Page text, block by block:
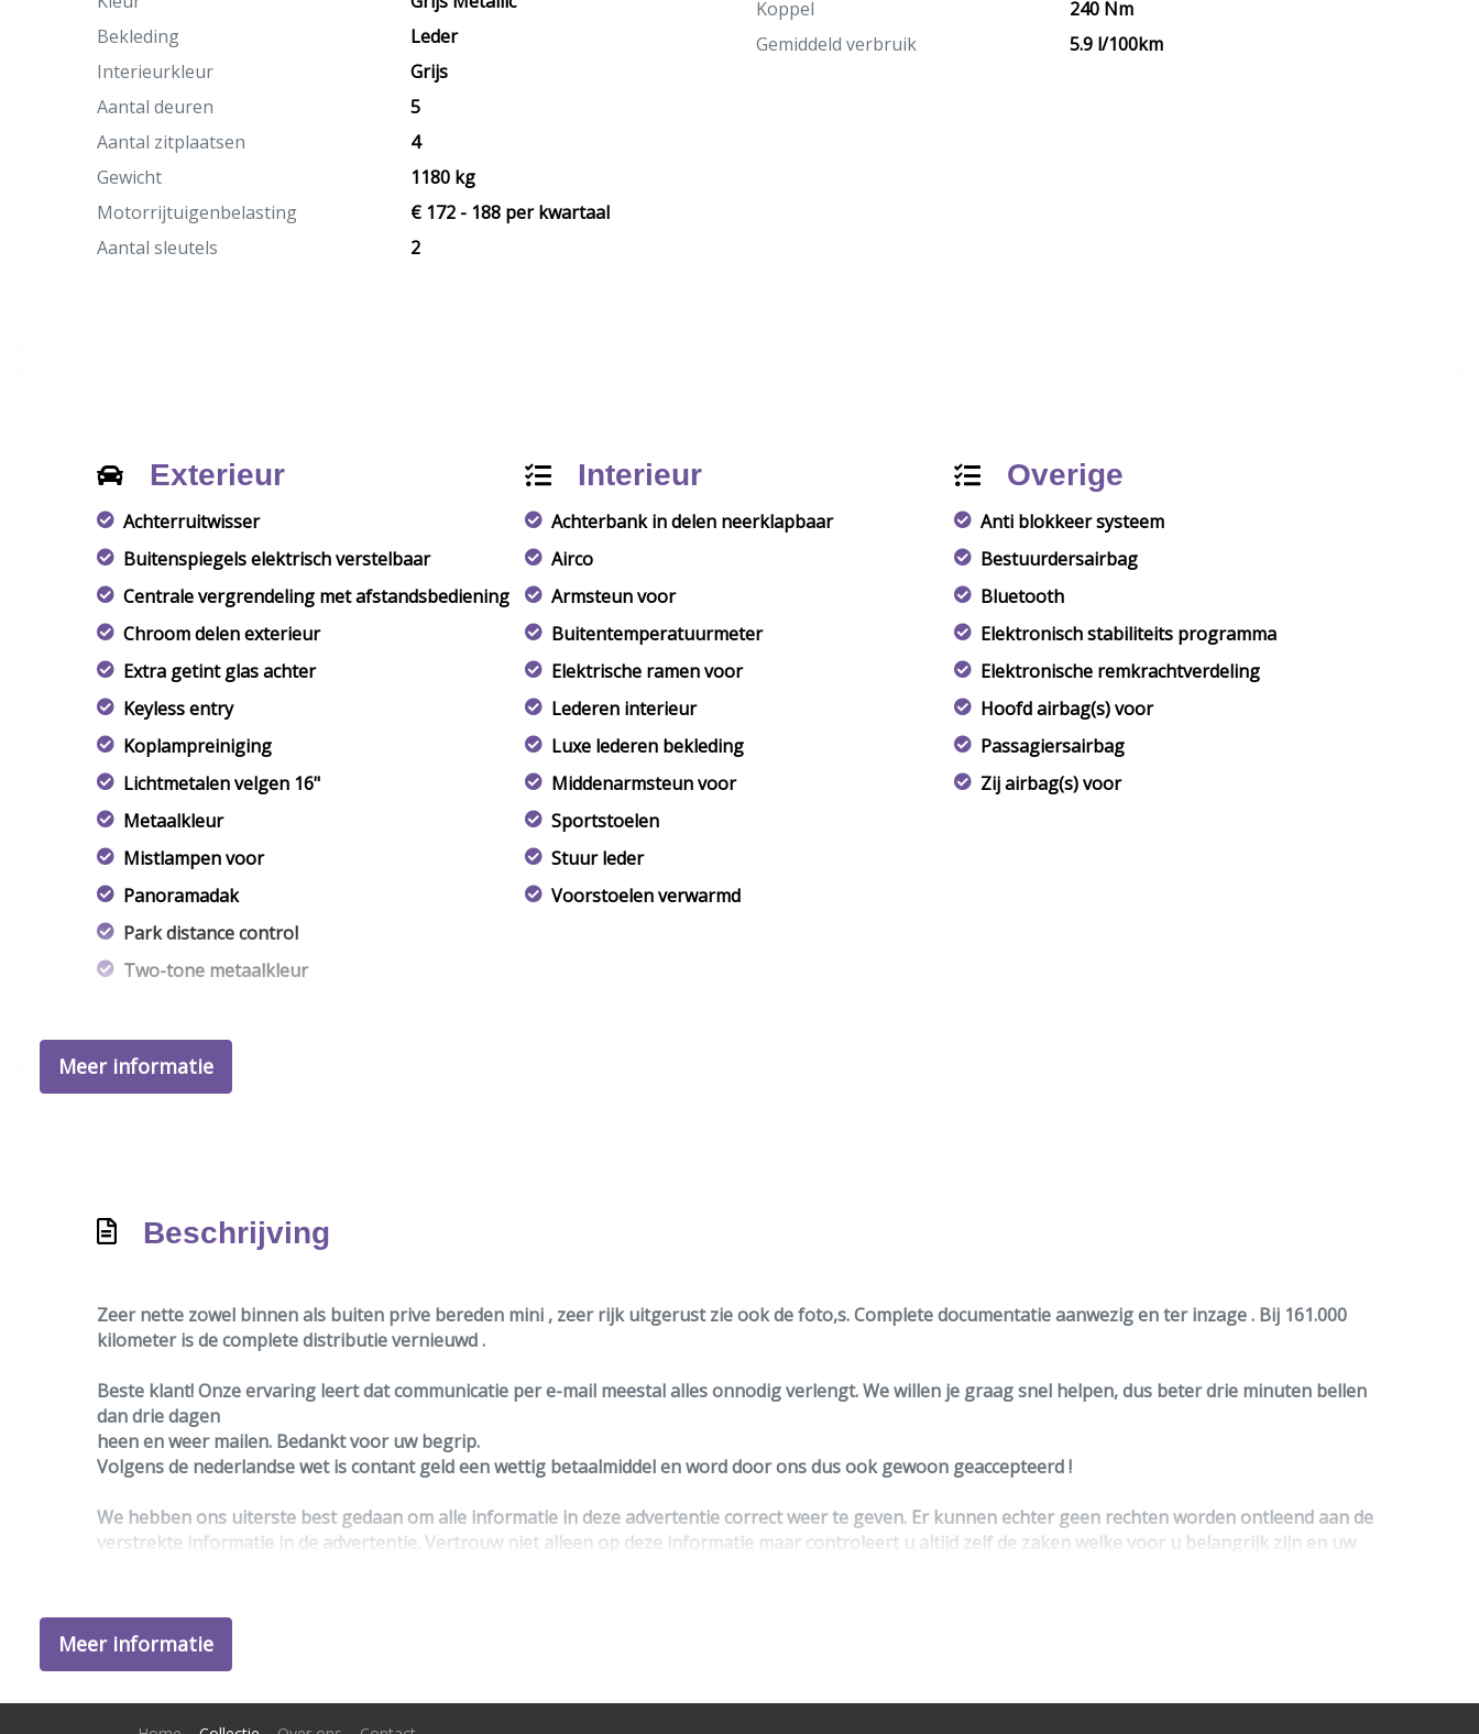
Bekleding
Leder
Interieurkleur
Grijs
Aantal deuren
5
Aantal zitplaatsen
4
Gewicht
1180 kg
Motorrijtuigenbelasting
€ 172 - 188 per kwartaal
Aantal sleutels
2
Koppel
240 Nm
Gemiddeld verbruik
5.9 l/100km
Exterieur
Achterruitwisser
Buitenspiegels elektrisch verstelbaar
Centrale vergrendeling met afstandsbediening
Chroom delen exterieur
Extra getint glas achter
Keyless entry
Koplampreiniging
Lichtmetalen velgen 16"
Metaalkleur
Mistlampen voor
Panoramadak
Park distance control
Two-tone metaalkleur
Interieur
Achterbank in delen neerklapbaar
Airco
Armsteun voor
Buitentemperatuurmeter
Elektrische ramen voor
Lederen interieur
Luxe lederen bekleding
Middenarmsteun voor
Sportstoelen
Stuur leder
Voorstoelen verwarmd
Overige
Anti blokkeer systeem
Bestuurdersairbag
Bluetooth
Elektronisch stabiliteits programma
Elektronische remkrachtverdeling
Hoofd airbag(s) voor
Passagiersairbag
Zij airbag(s) voor
Meer informatie
Beschrijving
Zeer nette zowel binnen als buiten prive bereden mini , zeer rijk uitgerust zie ook de foto,s. Complete documentatie aanwezig en ter inzage . Bij 161.000
kilometer is de complete distributie vernieuwd .
Beste klant! Onze ervaring leert dat communicatie per e-mail meestal alles onnodig verlengt. We willen je graag snel helpen, dus beter drie minuten bellen
dan drie dagen
heen en weer mailen. Bedankt voor uw begrip.
Volgens de nederlandse wet is contant geld een wettig betaalmiddel en word door ons dus ook gewoon geaccepteerd !
We hebben ons uiterste best gedaan om alle informatie in deze advertentie correct weer te geven. Er kunnen echter geen rechten worden ontleend aan de
verstrekte informatie in de advertentie. Vertrouw niet alleen op deze informatie maar controleert u altijd zelf de zaken welke voor u belangrijk zijn en uw
Meer informatie